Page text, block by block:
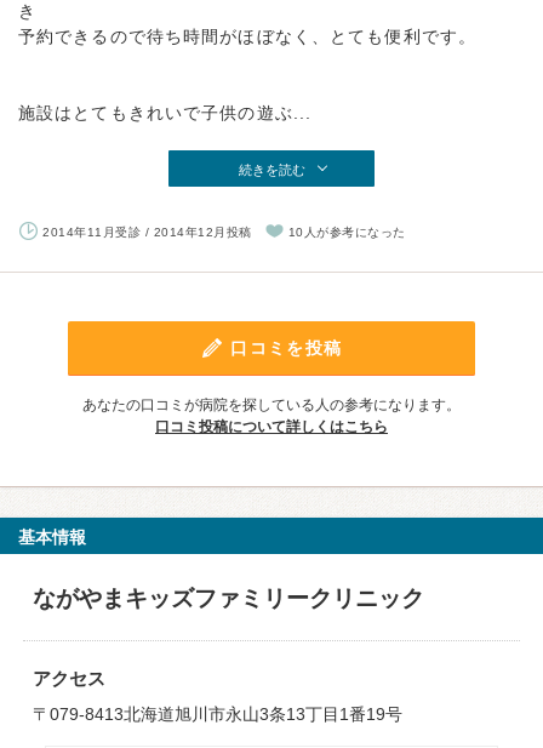
き
予約できるので待ち時間がほぼなく、とても便利です。
施設はとてもきれいで子供の遊ぶ...
続きを読む
2014年11月受診 / 2014年12月投稿 10人が参考になった
口コミを投稿
あなたの口コミが病院を探している人の参考になります。
口コミ投稿について詳しくはこちら
基本情報
ながやまキッズファミリークリニック
アクセス
〒079-8413北海道旭川市永山3条13丁目1番19号